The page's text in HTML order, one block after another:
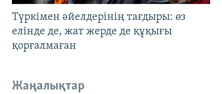
Түркімен әйелдерінің тағдыры: өз
елінде де, жат жерде де құқығы
қорғалмаған
Жаңалықтар